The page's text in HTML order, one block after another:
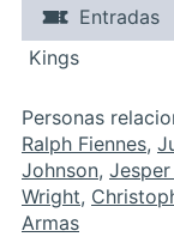
Entradas
Kings
Personas
Ralph Fiennes,
Johnson,
Wright,
Armas